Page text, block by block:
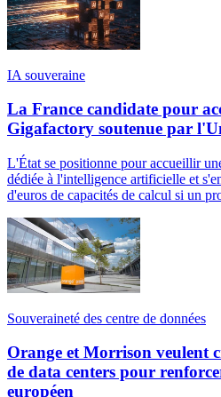
IA souveraine
La France candidate pour
Gigafactory soutenue par
L'État se positionne pour accueillir
dédiée à l'intelligence artificielle et
d'euros de capacités de calcul si un
Souveraineté des centre de données
Orange et Morrison veulent
de data centers pour
européen